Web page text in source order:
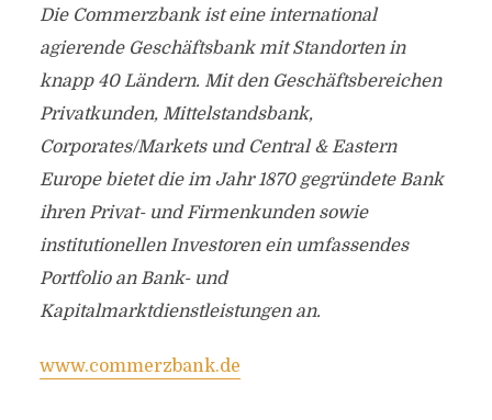
Die Commerzbank ist eine international
agierende Geschäftsbank mit Standorten in
knapp 40 Ländern. Mit den Geschäftsbereichen
Privatkunden, Mittelstandsbank,
Corporates/Markets und Central & Eastern
Europe bietet die im Jahr 1870 gegründete Bank
ihren Privat- und Firmenkunden sowie
institutionellen Investoren ein umfassendes
Portfolio an Bank- und
Kapitalmarktdienstleistungen an.
www.commerzbank.de